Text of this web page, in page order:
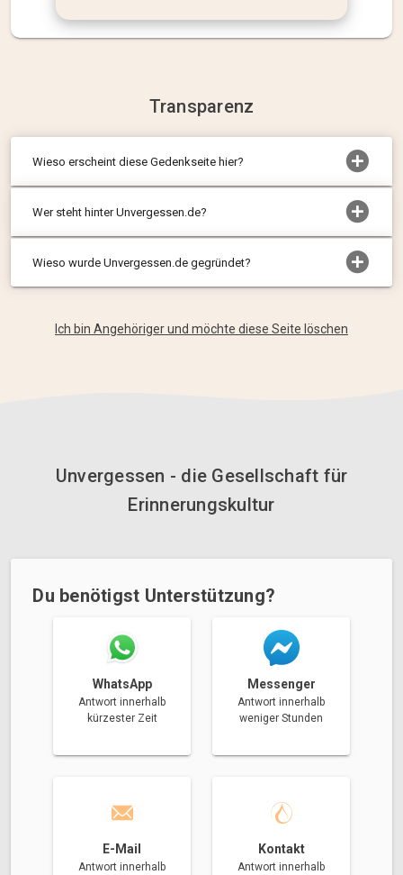
Transparenz
Wieso erscheint diese Gedenkseite hier?
Wer steht hinter Unvergessen.de?
Wieso wurde Unvergessen.de gegründet?
Ich bin Angehöriger und möchte diese Seite löschen
Unvergessen - die Gesellschaft für
Erinnerungskultur
Du benötigst Unterstützung?
WhatsApp
Antwort innerhalb
kürzester Zeit
Messenger
Antwort innerhalb
weniger Stunden
E-Mail
Antwort innerhalb
Kontakt
Antwort innerhalb